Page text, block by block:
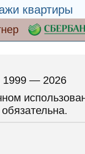
квартиры
— 2026